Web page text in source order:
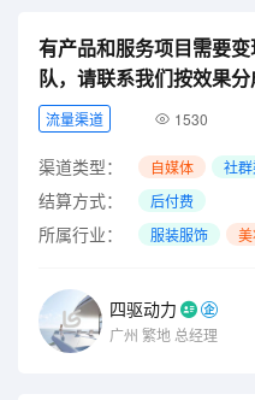
有产品和服务项目需要
队，请联系我们按效果分
流量渠道 1530
渠道类型： 自媒体 社
结算方式： 后付费
所属行业： 服装服饰
四驱动力
广州 繁地 总经理